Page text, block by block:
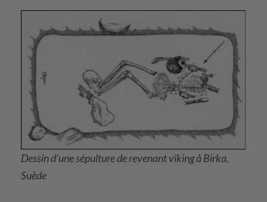
Dessin d’une sépulture de revenant viking à Birka,
Suède